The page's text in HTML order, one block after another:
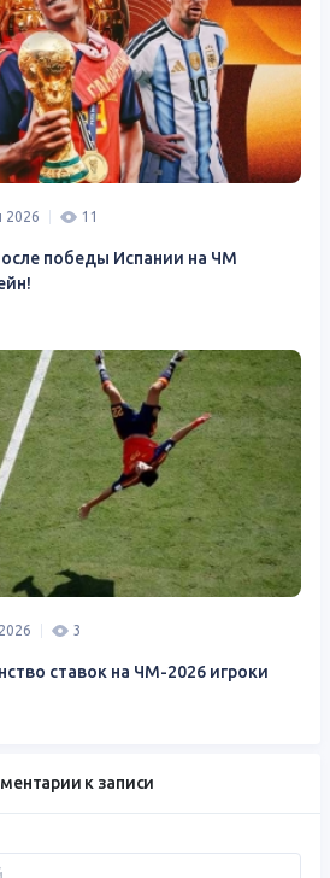
2026 11
победы Испании на ЧМ
3
ставок на ЧМ-2026 игроки
к записи